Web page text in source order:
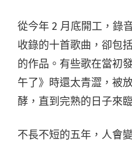
從今年 2 月底開工，錄
收錄的十首歌曲，卻包
的作品。有些歌在當初
午了》時還太青澀，被
酵，直到完熟的日子來
不長不短的五年，人會